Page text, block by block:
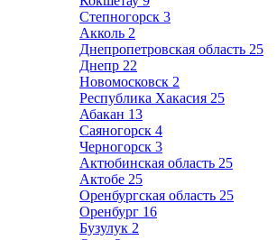
Степногорск 3
Акколь 2
Днепропетровская область 25
Днепр 22
Новомосковск 2
Республика Хакасия 25
Абакан 13
Саяногорск 4
Черногорск 3
Актюбинская область 25
Актобе 25
Оренбургская область 25
Оренбург 16
Бузулук 2